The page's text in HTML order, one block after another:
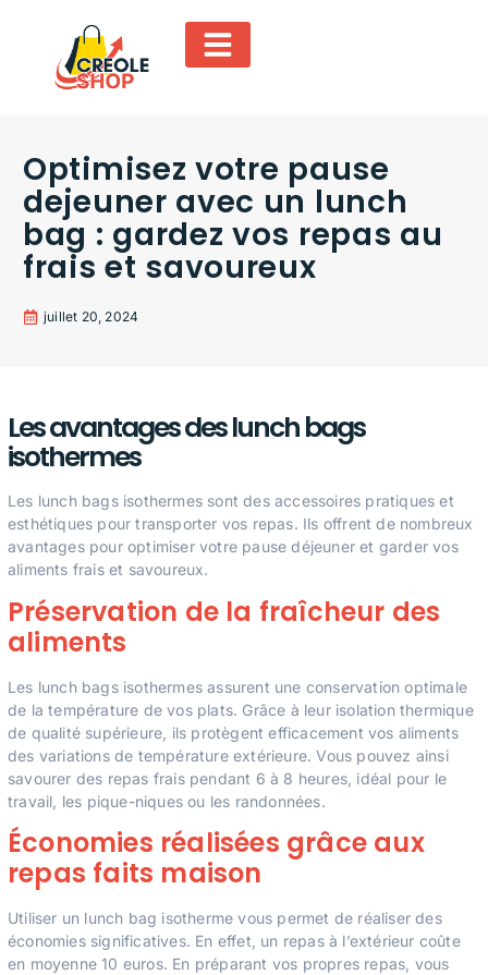
Optimisez votre pause
dejeuner avec un lunch
bag : gardez vos repas au
frais et savoureux
juillet 20, 2024
Les avantages des lunch bags
isothermes
Les lunch bags isothermes sont des accessoires pratiques et
esthétiques pour transporter vos repas. Ils offrent de nombreux
avantages pour optimiser votre pause déjeuner et garder vos
aliments frais et savoureux.
Préservation de la fraîcheur des
aliments
Les lunch bags isothermes assurent une conservation optimale
de la température de vos plats. Grâce à leur isolation thermique
de qualité supérieure, ils protègent efficacement vos aliments
des variations de température extérieure. Vous pouvez ainsi
savourer des repas frais pendant 6 à 8 heures, idéal pour le
travail, les pique-niques ou les randonnées.
Économies réalisées grâce aux
repas faits maison
Utiliser un lunch bag isotherme vous permet de réaliser des
économies significatives. En effet, un repas à l’extérieur coûte
en moyenne 10 euros. En préparant vos propres repas, vous